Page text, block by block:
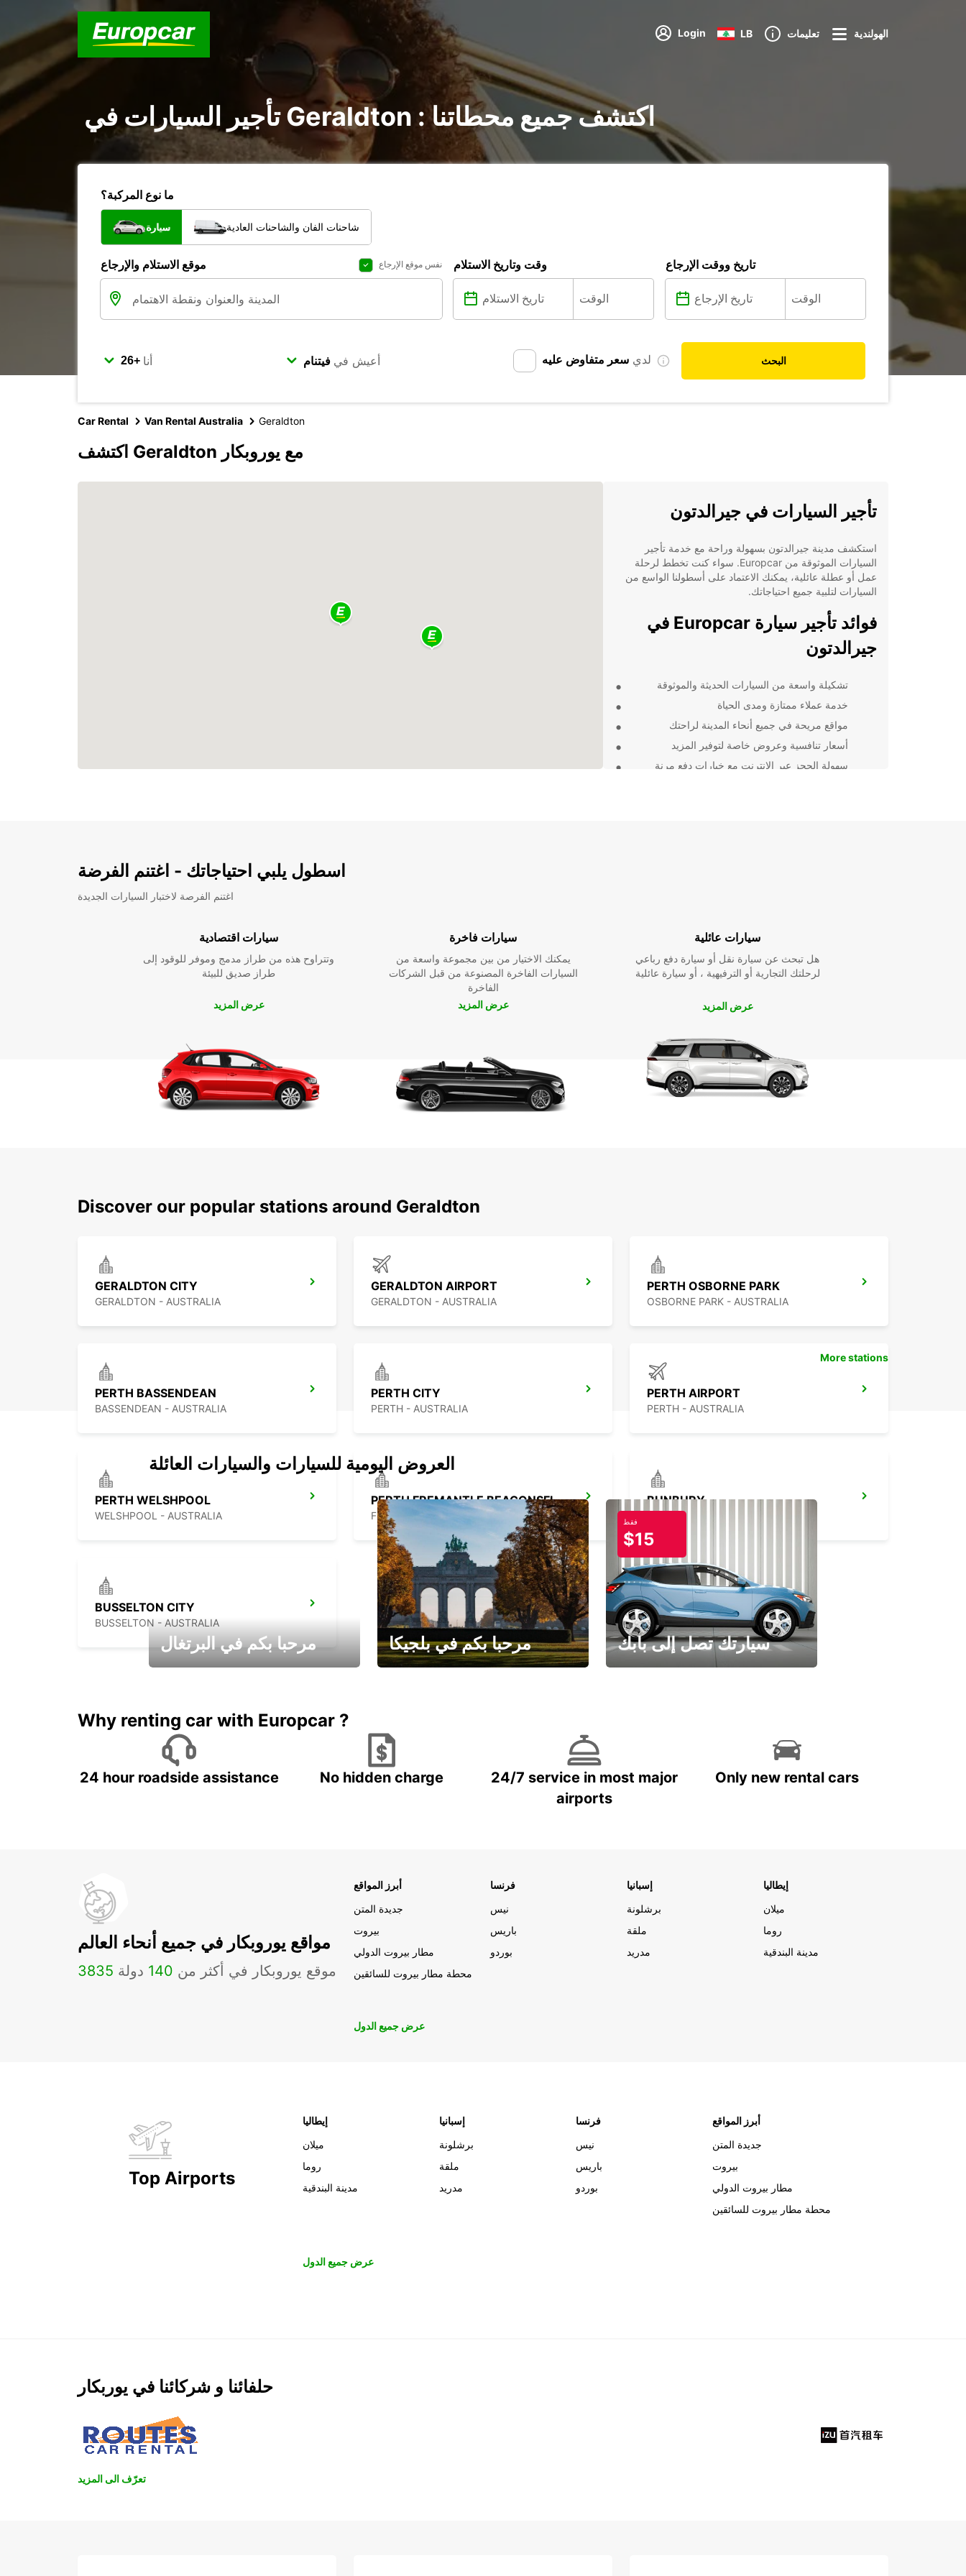
Login LB تعليمات الهولندية
تأجير السيارات في Geraldton : اكتشف جميع محطاتنا
ما نوع المركبة؟
سيارة شاحنات الفان والشاحنات العادية
موقع الاستلام والإرجاع نفس موقع الإرجاع وقت وتاريخ الاستلام تاريخ ووقت الإرجاع
أنا أعيش في لدي سعر متفاوض عليه البحث
Car Rental Van Rental Australia Geraldton
اكتشف Geraldton مع يوروبكار
تأجير السيارات في جيرالدتون
استكشف مدينة جيرالدتون بسهولة وراحة مع خدمة تأجير
السيارات الموثوقة من Europcar. سواء كنت تخطط لرحلة
عمل أو عطلة عائلية، يمكنك الاعتماد على أسطولنا الواسع من
السيارات لتلبية جميع احتياجاتك.
فوائد تأجير سيارة Europcar في
جيرالدتون
تشكيلة واسعة من السيارات الحديثة والموثوقة
خدمة عملاء ممتازة ومدى الحياة
مواقع مريحة في جميع أنحاء المدينة لراحتك
أسعار تنافسية وعروض خاصة لتوفير المزيد
سهولة الحجز عبر الإنترنت مع خيارات دفع مرنة
اسطول يلبي احتياجاتك - اغتنم الفرضة
اغتنم الفرصة لاختبار السيارات الجديدة
سيارات اقتصادية
وتتراوح هذه من طراز مدمج وموفر للوقود إلى
طراز صديق للبيئة
عرض المزيد
سيارات فاخرة
يمكنك الاختيار من بين مجموعة واسعة من
السيارات الفاخرة المصنوعة من قبل الشركات
الفاخرة
عرض المزيد
سيارات عائلية
هل تبحث عن سيارة نقل أو سيارة دفع رباعي
لرحلتك التجارية أو الترفيهية ، أو سيارة عائلية
عرض المزيد
Discover our popular stations around Geraldton
GERALDTON CITY
GERALDTON - AUSTRALIA
GERALDTON AIRPORT
GERALDTON - AUSTRALIA
PERTH OSBORNE PARK
OSBORNE PARK - AUSTRALIA
PERTH BASSENDEAN
BASSENDEAN - AUSTRALIA
PERTH CITY
PERTH - AUSTRALIA
PERTH AIRPORT
PERTH - AUSTRALIA
PERTH WELSHPOOL
WELSHPOOL - AUSTRALIA
PERTH FREMANTLE BEACONSFIELD
FREMANTLE - AUSTRALIA
BUNBURY
BUNBURY - AUSTRALIA
BUSSELTON CITY
BUSSELTON - AUSTRALIA
More stations
العروض اليومية للسيارات والسيارات العائلة
مرحبا بكم في البرتغال مرحبا بكم في بلجيكا
فقط
$15
سيارتك تصل إلى بابك
Why renting car with Europcar ?
24 hour roadside assistance No hidden charge
24/7 service in most major
airports
Only new rental cars
مواقع يوروبكار في جميع أنحاء العالم
3835 موقع يوروبكار في أكثر من 140 دولة
أبرز المواقع
جديدة المتن
بيروت
مطار بيروت الدولي
محطة مطار بيروت للسائقين
فرنسا
نيس
باريس
بوردو
إسبانيا
برشلونة
ملقة
مدريد
إيطاليا
ميلان
روما
مدينة البندقية
عرض جميع الدول
Top Airports
إيطاليا
ميلان
روما
مدينة البندقية
إسبانيا
برشلونة
ملقة
مدريد
فرنسا
نيس
باريس
بوردو
أبرز المواقع
جديدة المتن
بيروت
مطار بيروت الدولي
محطة مطار بيروت للسائقين
عرض جميع الدول
حلفائنا و شركائنا في يوربكار
تعرّف الى المزيد